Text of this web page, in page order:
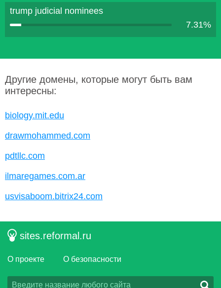
trump judicial nominees
7.31%
Другие домены, которые могут быть вам
интересны:
biology.mit.edu
drawmohammed.com
pdtllc.com
ilmaregames.com.ar
usvisaboom.bitrix24.com
sites.reformal.ru
О проекте О безопасности